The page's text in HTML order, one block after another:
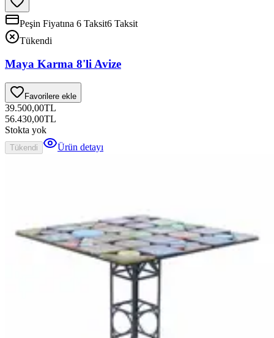
Peşin Fiyatına 6 Taksit6 Taksit
Tükendi
Maya Karma 8'li Avize
Favorilere ekle
39.500,00TL
56.430,00TL
Stokta yok
Tükendi Ürün detayı